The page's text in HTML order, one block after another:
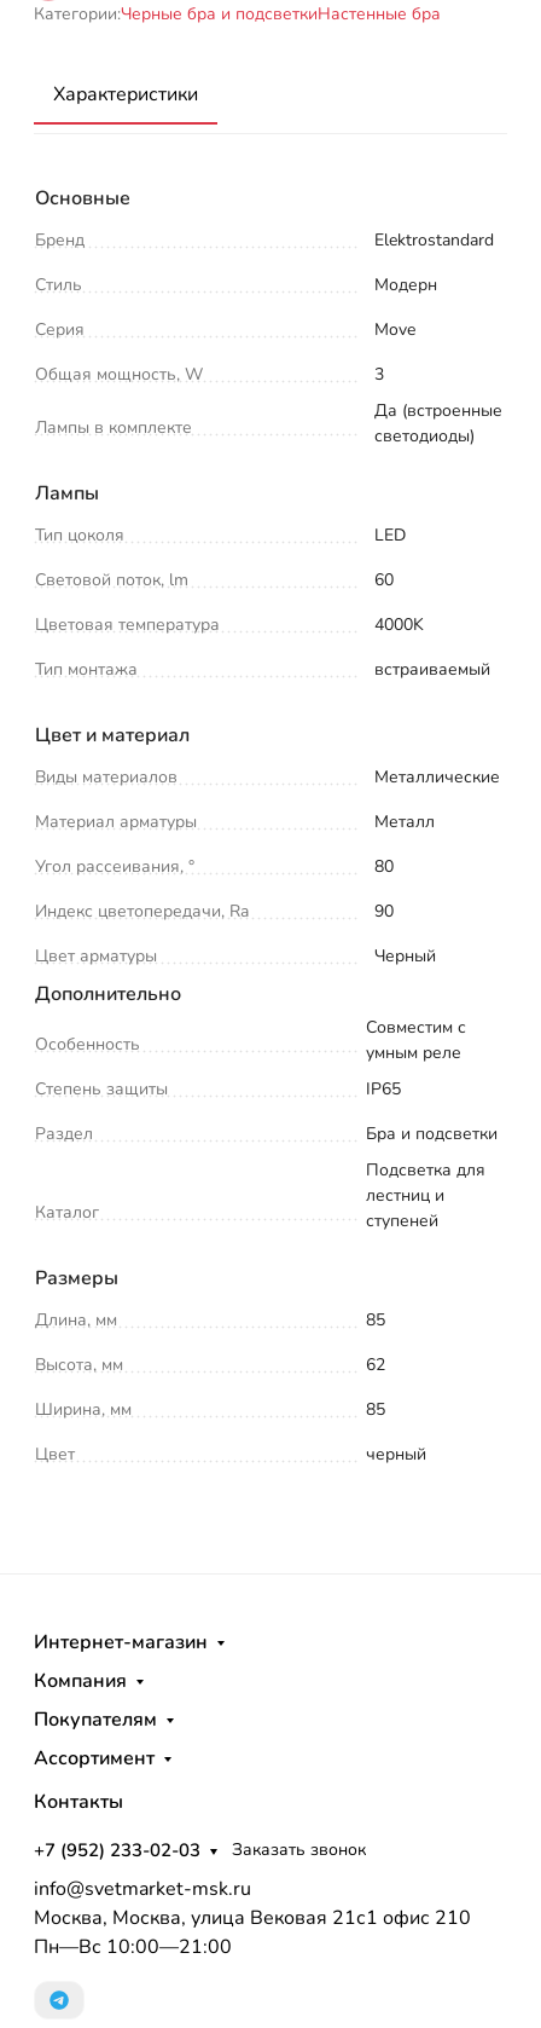
Категории:Черные бра и подсветкиНастенные бра
Характеристики
Основные
Бренд
Elektrostandard
Стиль
Модерн
Серия
Move
Общая мощность, W
3
Лампы в комплекте
Да (встроенные
светодиоды)
Лампы
Тип цоколя
LED
Световой поток, lm
60
Цветовая температура
4000K
Тип монтажа
встраиваемый
Цвет и материал
Виды материалов
Металлические
Материал арматуры
Металл
Угол рассеивания, °
80
Индекс цветопередачи, Ra
90
Цвет арматуры
Черный
Дополнительно
Особенность
Совместим с
умным реле
Степень защиты
IP65
Раздел
Бра и подсветки
Каталог
Подсветка для
лестниц и
ступеней
Размеры
Длина, мм
85
Высота, мм
62
Ширина, мм
85
Цвет
черный
Интернет-магазин
Компания
Покупателям
Ассортимент
Контакты
+7 (952) 233-02-03 Заказать звонок
info@svetmarket-msk.ru
Москва, Москва, улица Вековая 21с1 офис 210
Пн—Вс 10:00—21:00